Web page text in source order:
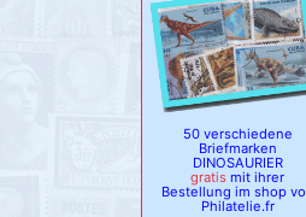
50 verschiedene
Briefmarken
DINOSAURIER
gratis mit ihrer
Bestellung im shop
Philatelie.fr